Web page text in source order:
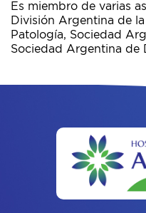
Es miembro de varias
División Argentina de
Patología, Sociedad
Sociedad Argentina de